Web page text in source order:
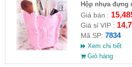
Hộp nhựa đựng
bướm (3 màu)
Giá bán :
Giá sỉ VIP :
Mã SP: 7834
Xem chi tiết
Giỏ hàng